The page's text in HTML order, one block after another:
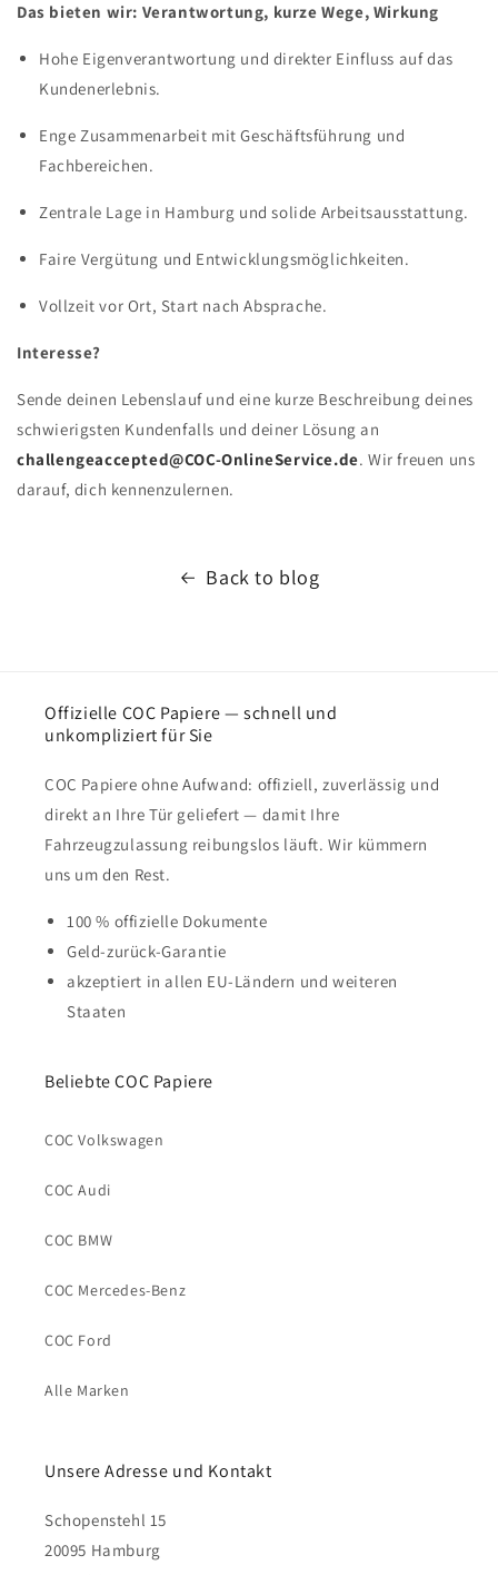
Das bieten wir: Verantwortung, kurze Wege, Wirkung
Hohe Eigenverantwortung und direkter Einfluss auf das
Kundenerlebnis.
Enge Zusammenarbeit mit Geschäftsführung und
Fachbereichen.
Zentrale Lage in Hamburg und solide Arbeitsausstattung.
Faire Vergütung und Entwicklungsmöglichkeiten.
Vollzeit vor Ort, Start nach Absprache.
Interesse?
Sende deinen Lebenslauf und eine kurze Beschreibung deines
schwierigsten Kundenfalls und deiner Lösung an
challengeaccepted@COC-OnlineService.de. Wir freuen uns
darauf, dich kennenzulernen.
Back to blog
Offizielle COC Papiere — schnell und
unkompliziert für Sie
COC Papiere ohne Aufwand: offiziell, zuverlässig und
direkt an Ihre Tür geliefert — damit Ihre
Fahrzeugzulassung reibungslos läuft. Wir kümmern
uns um den Rest.
100 % offizielle Dokumente
Geld-zurück-Garantie
akzeptiert in allen EU-Ländern und weiteren
Staaten
Beliebte COC Papiere
COC Volkswagen
COC Audi
COC BMW
COC Mercedes-Benz
COC Ford
Alle Marken
Unsere Adresse und Kontakt
Schopenstehl 15
20095 Hamburg